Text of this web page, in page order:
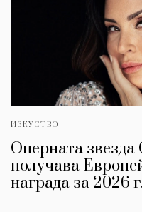
ИЗКУСТВО
Оперната
получава
награда за 2026